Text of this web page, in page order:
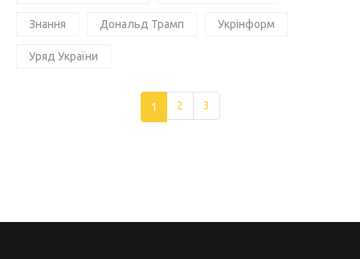
Знання Дональд Трамп Укрінформ
Уряд України
1 2 3